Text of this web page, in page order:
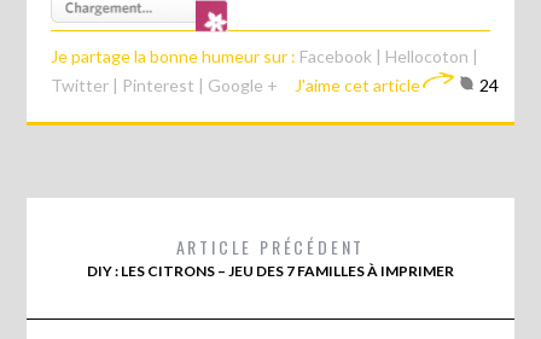
Je partage la bonne humeur sur : Facebook | Hellocoton |
Twitter | Pinterest | Google + J'aime cet article 24
ARTICLE PRÉCÉDENT
DIY : LES CITRONS – JEU DES 7 FAMILLES À IMPRIMER